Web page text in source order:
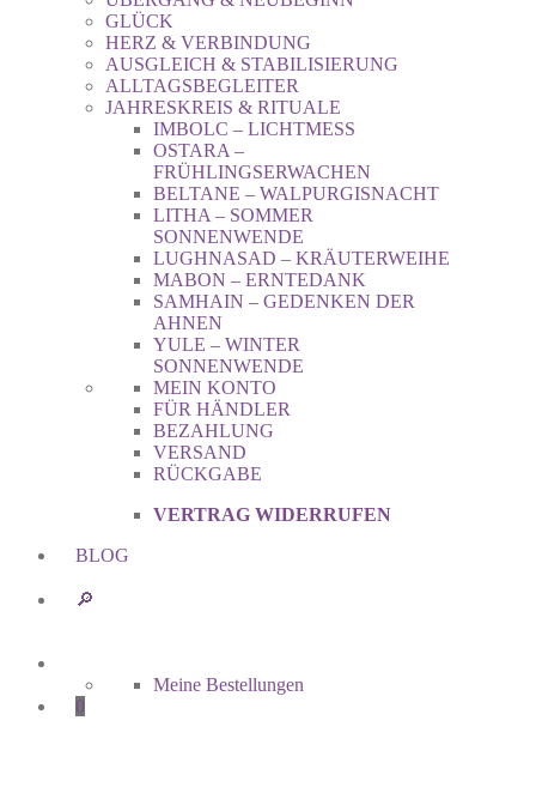
GLÜCK
HERZ & VERBINDUNG
AUSGLEICH & STABILISIERUNG
ALLTAGSBEGLEITER
JAHRESKREIS & RITUALE
IMBOLC – LICHTMESS
OSTARA –
FRÜHLINGSERWACHEN
BELTANE – WALPURGISNACHT
LITHA – SOMMER
SONNENWENDE
LUGHNASAD – KRÄUTERWEIHE
MABON – ERNTEDANK
SAMHAIN – GEDENKEN DER
AHNEN
YULE – WINTER
SONNENWENDE
MEIN KONTO
FÜR HÄNDLER
BEZAHLUNG
VERSAND
RÜCKGABE
VERTRAG WIDERRUFEN
BLOG
🔎︎
Meine Bestellungen
0